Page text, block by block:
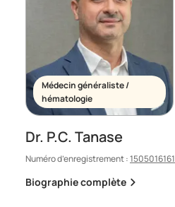
Médecin généraliste /
hématologie
Dr. P.C. Tanase
Numéro d’enregistrement :1505016161
Biographie complète